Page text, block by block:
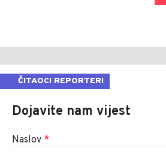
ČITAOCI REPORTERI
Dojavite nam vijest
Naslov *